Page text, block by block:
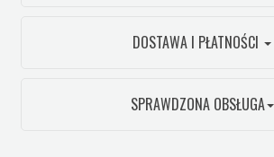
DOSTAWA I PŁATNOŚCI
SPRAWDZONA OBSŁUGA